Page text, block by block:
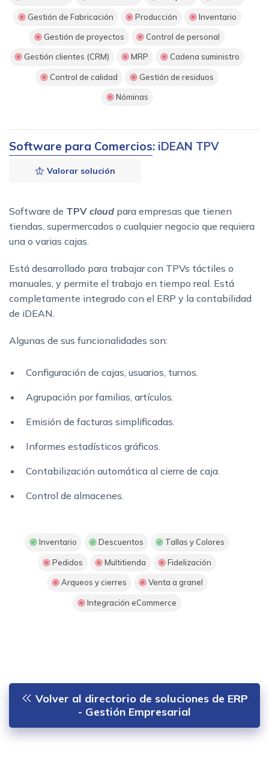
Gestión de Fabricación Producción Inventario
Gestión de proyectos Control de personal
Gestión clientes (CRM) MRP Cadena suministro
Control de calidad Gestión de residuos
Nóminas
Software para Comercios: iDEAN TPV
Valorar solución
Software de TPV cloud para empresas que tienen
tiendas, supermercados o cualquier negocio que requiera
una o varias cajas.
Está desarrollado para trabajar con TPVs táctiles o
manuales, y permite el trabajo en tiempo real. Está
completamente integrado con el ERP y la contabilidad
de iDEAN.
Algunas de sus funcionalidades son:
Configuración de cajas, usuarios, turnos.
Agrupación por familias, artículos.
Emisión de facturas simplificadas.
Informes estadísticos gráficos.
Contabilización automática al cierre de caja.
Control de almacenes.
Inventario Descuentos Tallas y Colores
Pedidos Multitienda Fidelización
Arqueos y cierres Venta a granel
Integración eCommerce
Volver al directorio de soluciones de ERP
- Gestión Empresarial